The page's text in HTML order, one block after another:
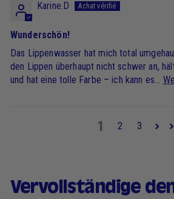
Karine.D
Wunderschön!
Das Lippenwasser hat mich total
den Lippen überhaupt nicht schwer an,
und hat eine tolle Farbe – ich kann es...
1 2 3
Vervollständige